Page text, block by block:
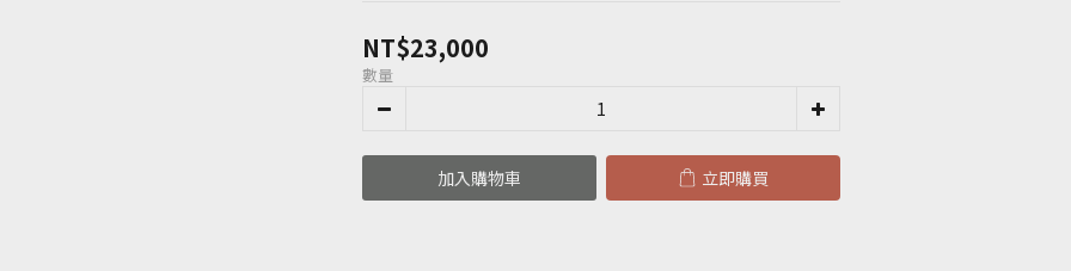
NT$23,000
數量
加入購物車 立即購買